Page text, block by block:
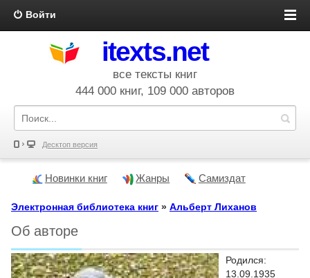
Войти
itexts.net
все тексты книг
444 000 книг, 109 000 авторов
Десктоп версия
Новинки книг Жанры Самиздат
Электронная библиотека книг » Альберт Лиханов
Об авторе
Родился:
13.09.1935